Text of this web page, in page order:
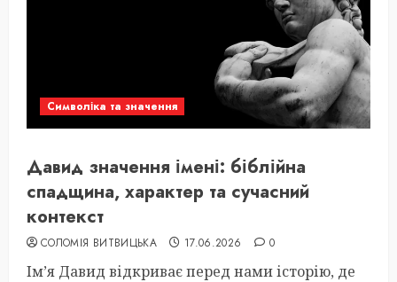
Символіка та значення
Давид значення імені: біблійна
спадщина, характер та сучасний
контекст
СОЛОМІЯ ВИТВИЦЬКА 17.06.2026 0
Ім’я Давид відкриває перед нами історію, де